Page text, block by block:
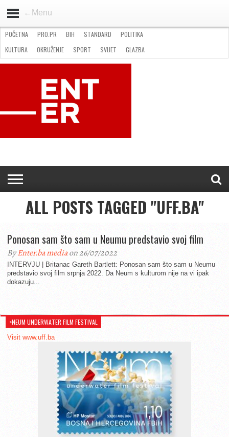
←Menu
STANDARD
GOSPODARSTVO
OKRUŽENJE
POČETNA PRO.PR BIH STANDARD
POLITIKA
KULTURA
OKRUŽENJE SPORT SVIJET
GLAZBA
NATJEČAJI
FILMING LOCATION IN BH KONTAKT
ALL POSTS TAGGED "UFF.BA"
Ponosan sam što sam u Neumu predstavio svoj film
ByEnter.ba mediaon 26/07/2022
INTERVJU | Britanac Gareth Bartlett: Ponosan sam što sam u Neumu
predstavio svoj film srpnja 2022. Da Neum s kulturom nije na vi ipak
dokazuju...
>NEUM UNDERWATER FILM FESTIVAL
Visit www.uff.ba